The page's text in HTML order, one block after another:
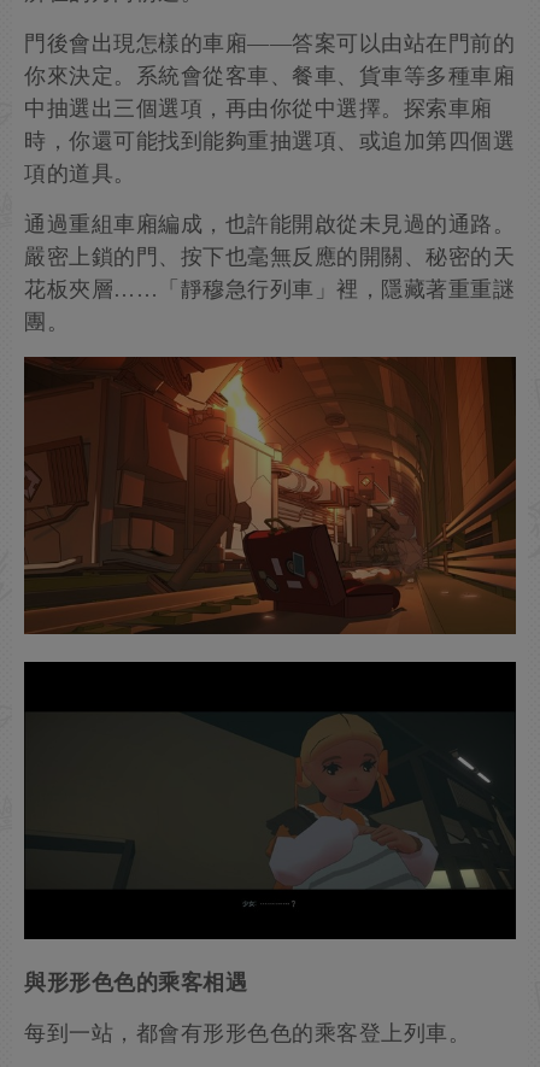
門後會出現怎樣的車廂——答案可以由站在門前的
你來決定。系統會從客車、餐車、貨車等多種車廂
中抽選出三個選項，再由你從中選擇。探索車廂
時，你還可能找到能夠重抽選項、或追加第四個選
項的道具。
通過重組車廂編成，也許能開啟從未見過的通路。
嚴密上鎖的門、按下也毫無反應的開關、秘密的天
花板夾層……「靜穆急行列車」裡，隱藏著重重謎
團。
與形形色色的乘客相遇
每到一站，都會有形形色色的乘客登上列車。